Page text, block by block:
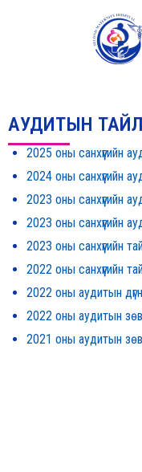
АУДИТЫН
2025 оны санхүүгийн
2024 оны санхүүгийн
2023 оны санхүүгийн
2023 оны санхүүгийн
2023 оны санхүүгийн
2022 оны санхүүгийн
2022 оны аудитын
2022 оны аудитын
2021 оны аудитын